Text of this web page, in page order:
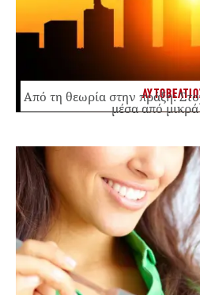
Από τη θεωρία στην πράξη:
μέσα από